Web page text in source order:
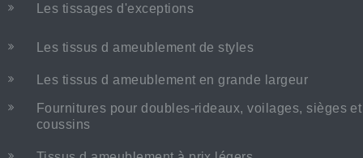
Les tissages d'exceptions
Les tissus d ameublement de styles
Les tissus d ameublement en grande largeur
Fournitures pour doubles-rideaux, voilages, sièges et
coussins